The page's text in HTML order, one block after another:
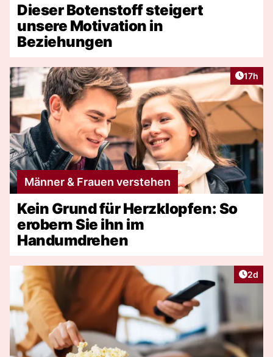
Dieser Botenstoff steigert
unsere Motivation in
Beziehungen
Artikel
17h
Männer & Frauen verstehen
Kein Grund für Herzklopfen: So
erobern Sie ihn im
Handumdrehen
2d